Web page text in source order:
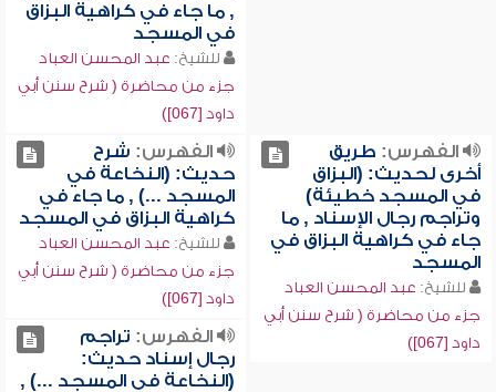
, ما جاء في كراهية البزاق
في المسجد
للشيخ: عبد المحسن العباد
جزء من محاضرة ( شرح سنن أبي
داود [067])
الفهرس: طريق
أخرى لحديث: (البزاق
في المسجد خطيئة)
وتراجم رجال الإسناد , ما
جاء في كراهية البزاق في
المسجد
للشيخ: عبد المحسن العباد
جزء من محاضرة ( شرح سنن أبي
داود [067])
الفهرس: شرح
حديث: (النخاعة في
المسجد ...) , ما جاء في
كراهية البزاق في المسجد
للشيخ: عبد المحسن العباد
جزء من محاضرة ( شرح سنن أبي
داود [067])
الفهرس: تراجم
رجال إسناد حديث:
(النخاعة في المسجد ...) ,